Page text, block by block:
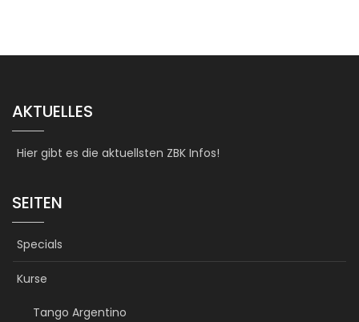
AKTUELLES
Hier gibt es die aktuellsten ZBK Infos!
SEITEN
Specials
Kurse
Tango Argentino